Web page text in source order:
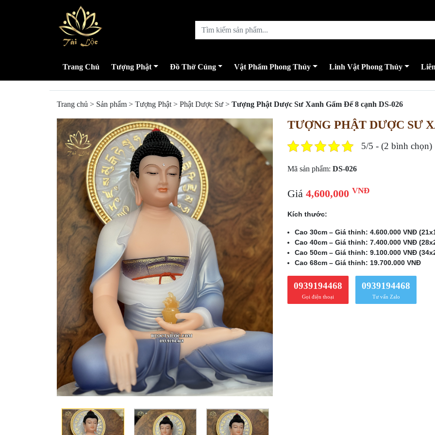
Trang Chủ Tượng Phật Đồ Thờ Cúng Vật Phẩm Phong Thủy Linh Vật Phong Thủy
Trang chủ > Sản phẩm > Tượng Phật > Phật Dược Sư > Tượng Phật Dược Sư Xanh Gấm Đế 8 cạnh DS-026
TƯỢNG PHẬT DƯỢC SƯ
5/5 - (2 bình chọn)
Mã sản phẩm: DS-026
Giá 4,600,000 VNĐ
Kích thước:
Cao 30cm – Giá thỉnh: 4.600.000 VNĐ
Cao 40cm – Giá thỉnh: 7.400.000 VNĐ
Cao 50cm – Giá thỉnh: 9.100.000 VNĐ
Cao 68cm – Giá thỉnh: 19.700.000 VNĐ
0939194468
Gọi điện thoại
0939194468
Tư vấn Zalo